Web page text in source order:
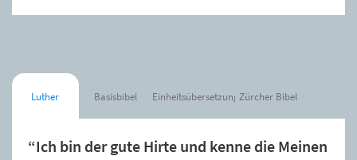
Luther Basisbibel Einheitsübersetzung Zürcher Bibel
“Ich bin der gute Hirte und kenne die Meinen